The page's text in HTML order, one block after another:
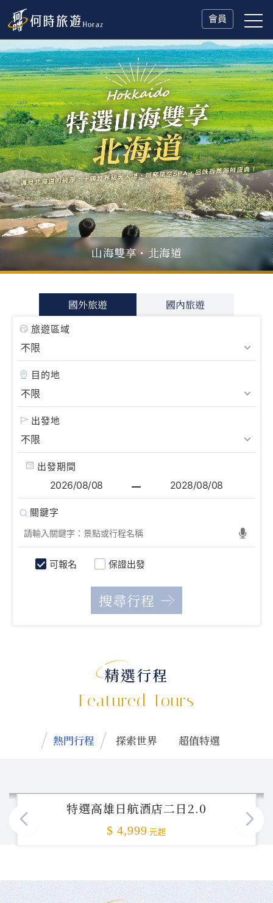
會員
父親節．限時特別企劃
一人旅行Solo Travel山海雙享・北海道
國外旅遊 國內旅遊
旅遊區域
目的地
出發地
出發期間
可報名 保證出發
精選行程
Featured Tours
熱門行程 探索世界 超值特選
特選高雄日航酒店二日2.0
$ 4,999 元起